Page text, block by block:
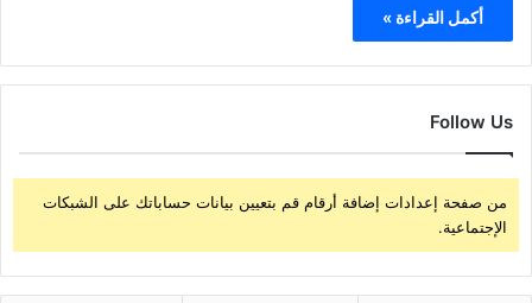
أكمل القراءة »
Follow Us
من صفحة إعدادات إضافة أرقام قم بتعيين بيانات حساباتك على الشبكات
الإجتماعية.